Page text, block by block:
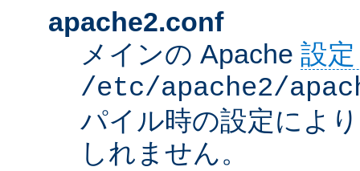
apache2.conf
メインの Apache 設
/etc/apache2/
パイル時の設定によ
しれません。